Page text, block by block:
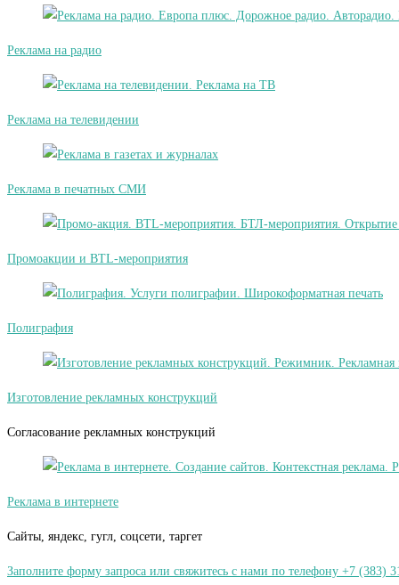
Реклама на радио
Реклама на телевидении
Реклама в печатных СМИ
Промоакции и BTL-мероприятия
Полиграфия
Изготовление рекламных конструкций
Согласование рекламных конструкций
Реклама в интернете
Сайты, яндекс, гугл, соцсети, таргет
Заполните форму запроса или свяжитесь с нами по телефону +7